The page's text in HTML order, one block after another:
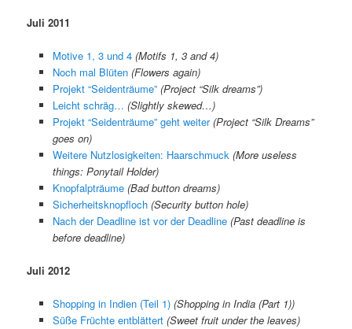
Juli 2011
Motive 1, 3 und 4 (Motifs 1, 3 and 4)
Noch mal Blüten (Flowers again)
Projekt “Seidenträume” (Project “Silk dreams”)
Leicht schräg… (Slightly skewed…)
Projekt “Seidenträume” geht weiter (Project “Silk Dreams”
goes on)
Weitere Nutzlosigkeiten: Haarschmuck (More useless
things: Ponytail Holder)
Knopfalpträume (Bad button dreams)
Sicherheitsknopfloch (Security button hole)
Nach der Deadline ist vor der Deadline (Past deadline is
before deadline)
Juli 2012
Shopping in Indien (Teil 1) (Shopping in India (Part 1))
Süße Früchte entblättert (Sweet fruit under the leaves)